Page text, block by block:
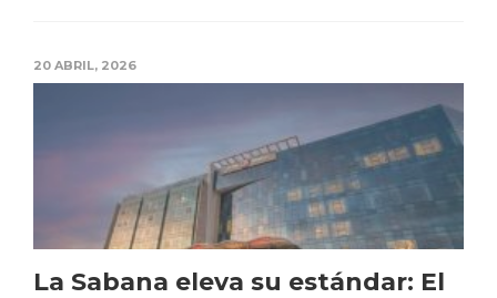
20 ABRIL, 2026
La Sabana eleva su estándar: El